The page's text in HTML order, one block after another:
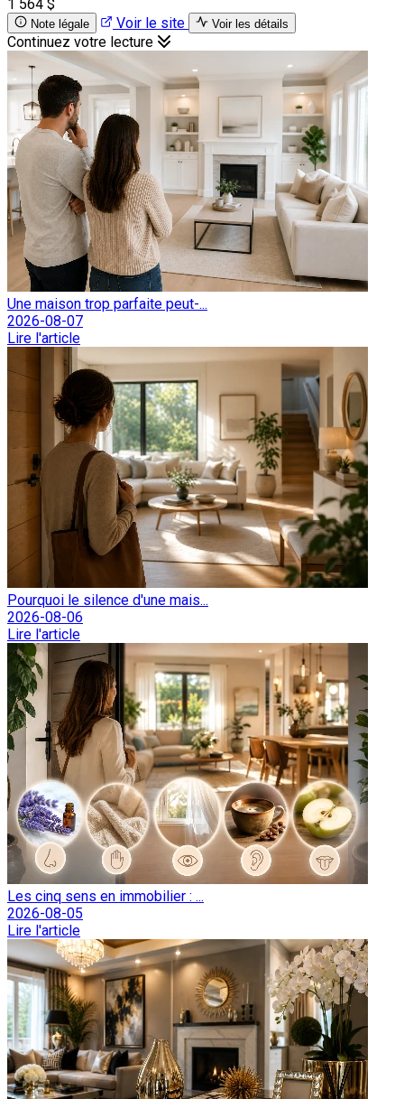
1 564 $
Note légale Voir le site Voir les détails
Continuez votre lecture
Une maison trop parfaite peut-...
2026-08-07
Lire l'article
Pourquoi le silence d'une mais...
2026-08-06
Lire l'article
Les cinq sens en immobilier : ...
2026-08-05
Lire l'article